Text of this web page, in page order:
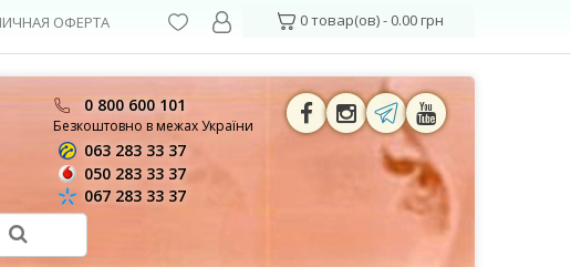
ОФЕРТА 0 товар(ов) - 0.00 грн
0 800 600 101
Безкоштовно в межах України
063 283 33 37
050 283 33 37
067 283 33 37